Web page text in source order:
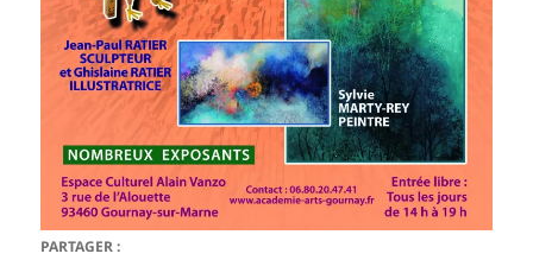
PARTAGER :